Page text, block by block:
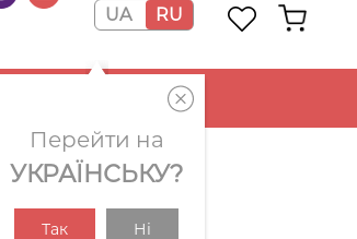
UA RU
Перейти на
УКРАЇНСЬКУ?
Так Ні
для дома